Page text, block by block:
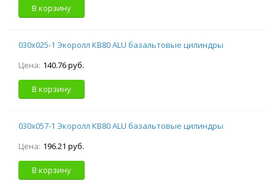
В корзину
030х025-1 Экоролл КВ80 ALU базальтовые цилиндры
Цена: 140.76 руб.
В корзину
030х057-1 Экоролл КВ80 ALU базальтовые цилиндры
Цена: 196.21 руб.
В корзину